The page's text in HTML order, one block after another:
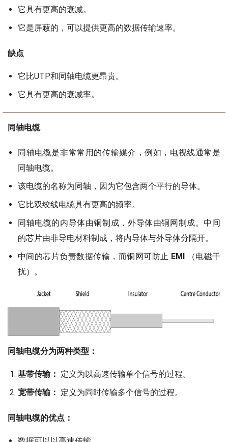
它具有更高的衰减。
它是屏蔽的，可以提供更高的数据传输速率。
缺点
它比UTP和同轴电缆更昂贵。
它具有更高的衰减率。
同轴电缆
同轴电缆是非常常用的传输媒介，例如，电视线通常是
同轴电缆。
该电缆的名称为同轴，因为它包含两个平行的导体。
它比双绞线电缆具有更高的频率。
同轴电缆的内导体由铜制成，外导体由铜网制成。中间
的芯片由非导电材料制成，将内导体与外导体分隔开。
中间的芯片负责数据传输，而铜网可防止 EMI
（电磁干
扰）。
同轴电缆分为两种类型：
基带传输： 定义为以高速传输单个信号的过程。
宽带传输： 定义为同时传输多个信号的过程。
同轴电缆的优点：